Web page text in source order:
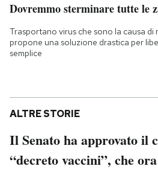
Dovremmo sterminare tutte le
Trasportano virus che sono la causa di
propone una soluzione drastica per
semplice
ALTRE STORIE
Il Senato ha approvato il
“decreto vaccini”, che